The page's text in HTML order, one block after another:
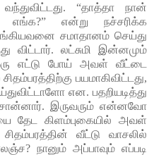
“தாத்தா நான்
என்று நச்சரிக்க
சமாதானம் செய்து
லட்சுமி இன்னமும்
எட்டு போய் அவள் வீட்டை
பயமாகிவிட்டது,
என. பதறியடித்து
இருவரும் என்னவோ
தேட கிளம்புகையில் அவள்
வீட்டு வாசலில்
நானும் அப்பாவும் எப்படி